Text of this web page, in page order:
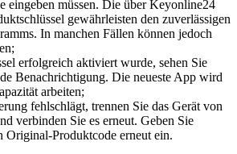
eingeben müssen. Die über Keyonline24
gewährleisten den zuverlässigen
In manchen Fällen können jedoch
erfolgreich aktiviert wurde, sehen Sie
Benachrichtigung. Die neueste App wird
arbeiten;
fehlschlägt, trennen Sie das Gerät von
verbinden Sie es erneut. Geben Sie
Original-Produktcode erneut ein.